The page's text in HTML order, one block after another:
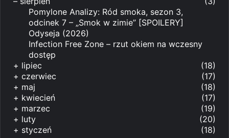
Pomylone Analizy: Ród smoka, sezon 3,
odcinek 7 – „Smok w zimie” [SPOILERY]
Odyseja (2026)
Infection Free Zone – rzut okiem na wczesny
dostęp
+ lipiec
(18)
+ czerwiec
(17)
+ maj
(18)
+ kwiecień
(17)
+ marzec
(19)
+ luty
(20)
+ styczeń
(18)